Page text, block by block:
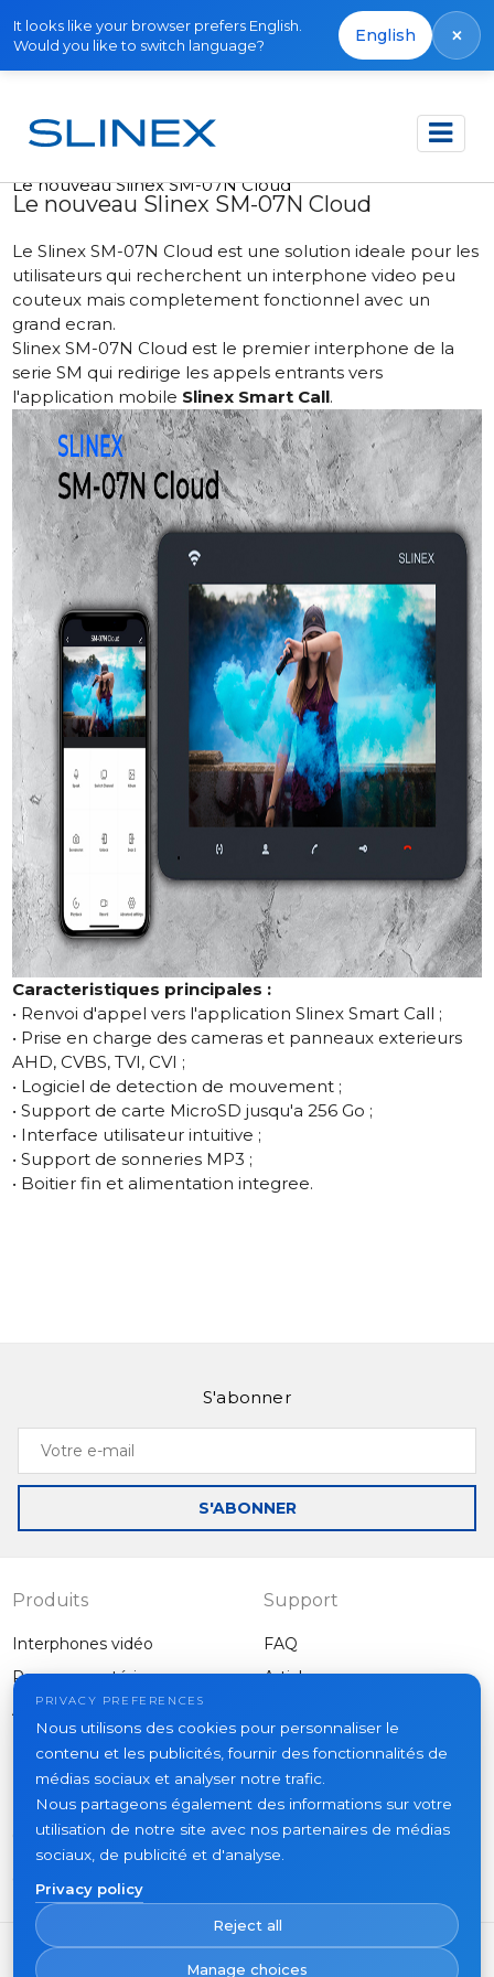
It looks like your browser prefers English.
Would you like to switch language?
English ×
Accueil Actualités
Le nouveau Slinex SM-07N Cloud
Le nouveau Slinex SM-07N Cloud
Le Slinex SM-07N Cloud est une solution ideale pour les
utilisateurs qui recherchent un interphone video peu
couteux mais completement fonctionnel avec un
grand ecran.
Slinex SM-07N Cloud est le premier interphone de la
serie SM qui redirige les appels entrants vers
l'application mobile Slinex Smart Call.
Caracteristiques principales :
• Renvoi d'appel vers l'application Slinex Smart Call ;
• Prise en charge des cameras et panneaux exterieurs
AHD, CVBS, TVI, CVI ;
• Logiciel de detection de mouvement ;
• Support de carte MicroSD jusqu'a 256 Go ;
• Interface utilisateur intuitive ;
• Support de sonneries MP3 ;
• Boitier fin et alimentation integree.
S'abonner
Votre
mail
S'ABONNER
Produits
Interphones vidéo
Panneaux extérieurs
Autres équipements
Support
FAQ
Articles
Projets
À propos
Actualités
Contacts
Où acheter
PRIVACY PREFERENCES
Nous utilisons des cookies pour personnaliser le
contenu et les publicités, fournir des fonctionnalités de
médias sociaux et analyser notre trafic.
Nous partageons également des informations sur votre
utilisation de notre site avec nos partenaires de médias
sociaux, de publicité et d'analyse.
Privacy policy
Reject all
Manage choices